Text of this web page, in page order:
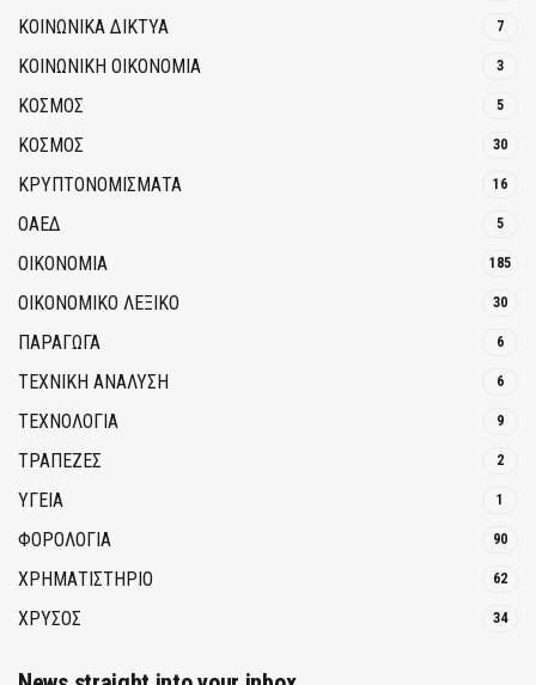
ΚΟΙΝΩΝΙΚΆ ΔΊΚΤΥΑ 7
ΚΟΙΝΩΝΙΚΉ ΟΙΚΟΝΟΜΊΑ 3
ΚΟΣΜΟΣ 5
ΚΟΣΜΟΣ 30
ΚΡΥΠΤΟΝΟΜΊΣΜΑΤΑ 16
ΟΑΕΔ 5
ΟΙΚΟΝΟΜΙΑ 185
ΟΙΚΟΝΟΜΙΚΟ ΛΕΞΙΚΟ 30
ΠΑΡΑΓΩΓΑ 6
ΤΕΧΝΙΚΗ ΑΝΑΛΥΣΗ 6
ΤΕΧΝΟΛΟΓΙΑ 9
ΤΡΆΠΕΖΕΣ 2
ΥΓΕΙΑ 1
ΦΟΡΟΛΟΓΙΑ 90
ΧΡΗΜΑΤΙΣΤΗΡΙΟ 62
ΧΡΥΣΟΣ 34